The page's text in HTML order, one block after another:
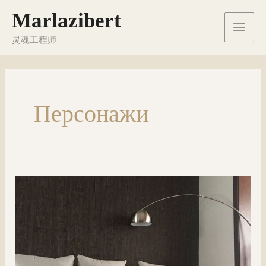
содержимому
Marlazibert
灵魂工程师
Main
Menu
Персонажи